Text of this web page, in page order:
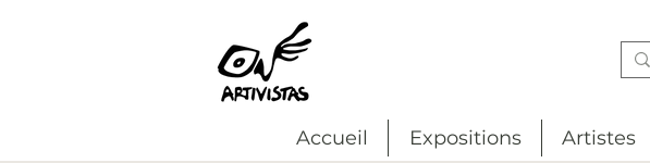
Accueil Expositions Artistes